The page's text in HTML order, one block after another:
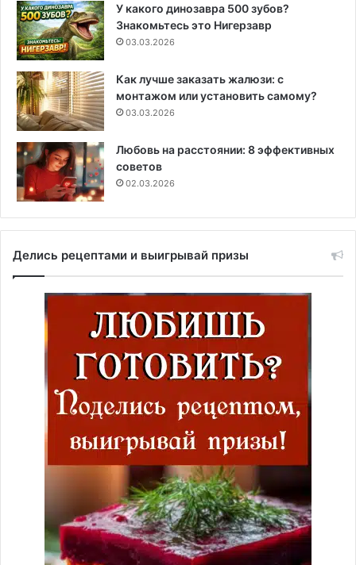
У какого динозавра 500 зубов?
Знакомьтесь это Нигерзавр
03.03.2026
Как лучше заказать жалюзи: с
монтажом или установить самому?
03.03.2026
Любовь на расстоянии: 8 эффективных
советов
02.03.2026
Делись рецептами и выигрывай призы